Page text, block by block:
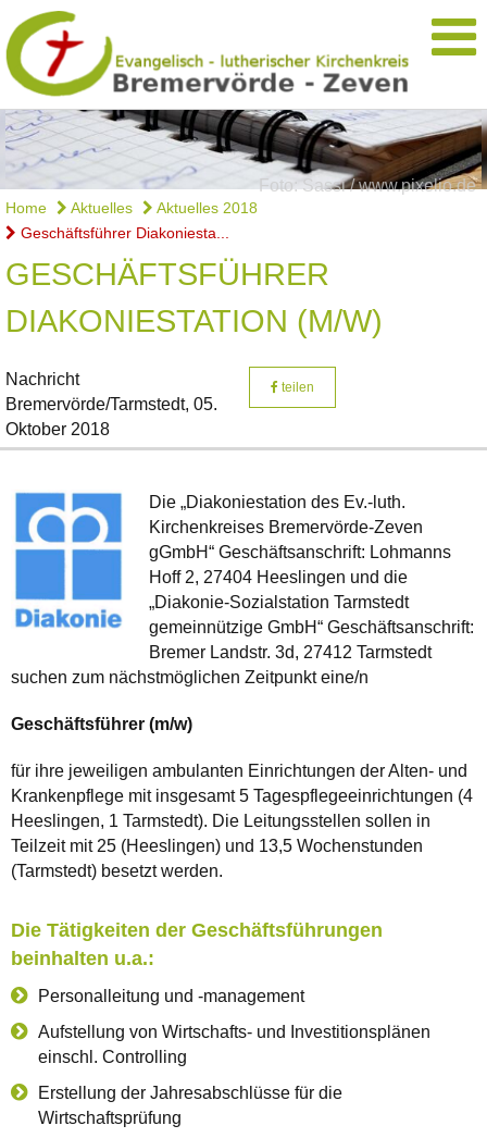
Foto: Sassi / www.pixelio.de
Home Aktuelles
Aktuelles 2018
Geschäftsführer Diakoniesta...
GESCHÄFTSFÜHRER
DIAKONIESTATION (M/W)
Nachricht
Bremervörde/Tarmstedt, 05.
Oktober 2018
teilen
Die „Diakoniestation des Ev.-luth.
Kirchenkreises Bremervörde-Zeven
gGmbH“ Geschäftsanschrift: Lohmanns
Hoff 2, 27404 Heeslingen und die
„Diakonie-Sozialstation Tarmstedt
gemeinnützige GmbH“ Geschäftsanschrift:
Bremer Landstr. 3d, 27412 Tarmstedt
suchen zum nächstmöglichen Zeitpunkt eine/n
Geschäftsführer (m/w)
für ihre jeweiligen ambulanten Einrichtungen der Alten- und
Krankenpflege mit insgesamt 5 Tagespflegeeinrichtungen (4
Heeslingen, 1 Tarmstedt). Die Leitungsstellen sollen in
Teilzeit mit 25 (Heeslingen) und 13,5 Wochenstunden
(Tarmstedt) besetzt werden.
Die Tätigkeiten der Geschäftsführungen
beinhalten u.a.:
Personalleitung und -management
Aufstellung von Wirtschafts- und Investitionsplänen
einschl. Controlling
Erstellung der Jahresabschlüsse für die
Wirtschaftsprüfung